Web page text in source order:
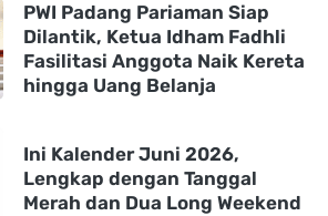
PWI Padang Pariaman Siap
Dilantik, Ketua Idham Fadhli
Fasilitasi Anggota Naik Kereta
hingga Uang Belanja
Ini Kalender Juni 2026,
Lengkap dengan Tanggal
Merah dan Dua Long Weekend